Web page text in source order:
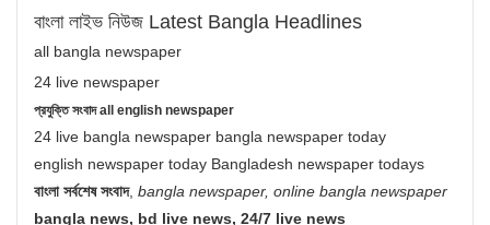
বাংলা লাইভ নিউজ Latest Bangla Headlines
all bangla newspaper
24 live newspaper
প্রযুক্তি সংবাদ all english newspaper
24 live bangla newspaper bangla newspaper today
english newspaper today Bangladesh newspaper todays
বাংলা সর্বশেষ সংবাদ, bangla newspaper, online bangla newspaper
bangla news, bd live news, 24/7 live news